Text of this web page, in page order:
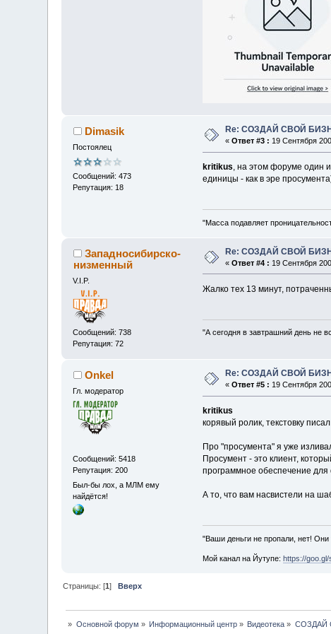
Dimasik
Постоялец
Сообщений: 473
Репутация: 18
Re: СОЗДАЙ СВОЙ
«Ответ #3 : 19 Сентября
kritikus, на этом форуме один
единицы - как в эре
"Масса подавляет
Западносибирско-
низменный
V.I.P.
Сообщений: 738
Репутация: 72
Re: СОЗДАЙ СВОЙ
«Ответ #4 : 19 Сентября
Жалко тех 13 минут,
"А сегодня в завтрашний день не
Onkel
Гл. модератор
Сообщений: 5418
Репутация: 200
Был-бы лох, а МЛМ ему
найдётся!
Re: СОЗДАЙ СВОЙ
«Ответ #5 : 19 Сентября
kritikus
корявый ролик, текстовку
Про "просумента" я уже
Просумент - это клиент,
программное обеспечение
А то, что вам насвистели на
"Ваши деньги не пропали, нет! Они
Мой канал на Йутупе: https://goo.gl/
Страницы: [1]Вверх
» Основной форум » Информационный центр » Видеотека » СОЗДАЙ